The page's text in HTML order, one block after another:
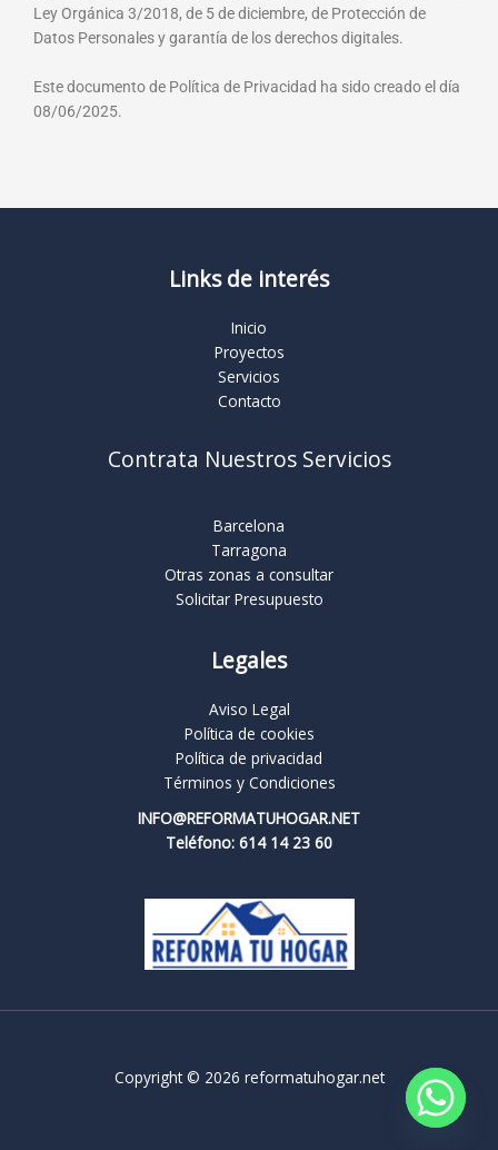
Ley Orgánica 3/2018, de 5 de diciembre, de Protección de
Datos Personales y garantía de los derechos digitales.
Este documento de Política de Privacidad ha sido creado el día
08/06/2025.
Links de interés
Inicio
Proyectos
Servicios
Contacto
Contrata Nuestros Servicios
Barcelona
Tarragona
Otras zonas a consultar
Solicitar Presupuesto
Legales
Aviso Legal
Política de cookies
Política de privacidad
Términos y Condiciones
INFO@REFORMATUHOGAR.NET
Teléfono: 614 14 23 60
Copyright © 2026 reformatuhogar.net